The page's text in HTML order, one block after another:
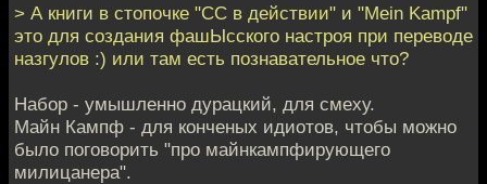
> А книги в стопочке "СС в действии" и "Mein Kampf"
это для создания фашЫсского настроя при переводе
назгулов :) или там есть познавательное что?
Набор - умышленно дурацкий, для смеху.
Майн Кампф - для конченых идиотов, чтобы можно
было поговорить "про майнкампфирующего
милицанера".